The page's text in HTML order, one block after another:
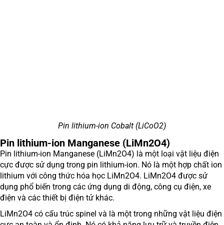
Pin lithium-ion Cobalt (LiCoO2)
Pin lithium-ion Manganese (LiMn2O4)
Pin lithium-ion Manganese (LiMn2O4) là một loại vật liệu điện
cực được sử dụng trong pin lithium-ion. Nó là một hợp chất ion
lithium với công thức hóa học LiMn2O4. LiMn2O4 được sử
dụng phổ biến trong các ứng dụng di động, công cụ điện, xe
điện và các thiết bị điện tử khác.
LiMn2O4 có cấu trúc spinel và là một trong những vật liệu điện